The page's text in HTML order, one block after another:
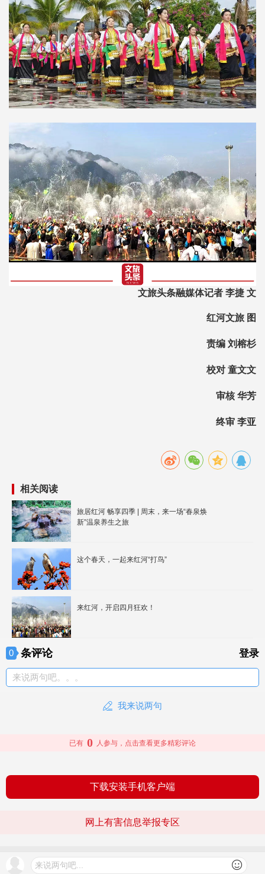
文旅头条融媒体记者 李捷 文
红河文旅 图
责编 刘榕杉
校对 童文文
审核 华芳
终审 李亚
相关阅读
旅居红河 畅享四季 | 周末，来一场“春泉焕
新”温泉养生之旅
这个春天，一起来红河“打鸟”
来红河，开启四月狂欢！
0 条评论 登录
来说两句吧。。。
我来说两句
来说两句吧...
已有 0 人参与，点击查看更多精彩评论
下载安装手机客户端
网上有害信息举报专区
查看更多
© 2026 文旅头条 版权所有